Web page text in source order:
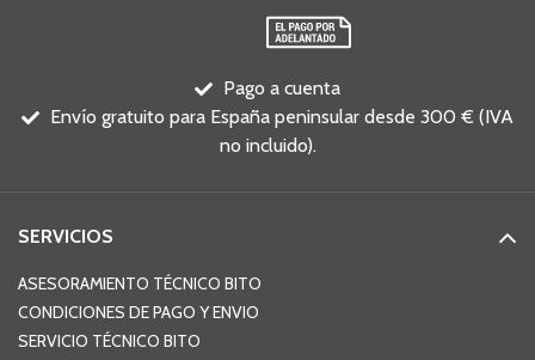
Pago a cuenta
Envío gratuito para España peninsular desde 300 € (IVA
no incluido).
SERVICIOS
ASESORAMIENTO TÉCNICO BITO
CONDICIONES DE PAGO Y ENVIO
SERVICIO TÉCNICO BITO